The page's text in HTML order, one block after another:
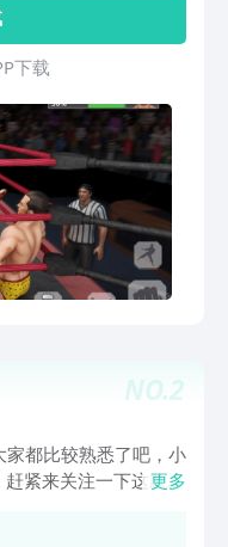
，很难淘汰赛。
并使用所有的人力，
一个战斗的俱乐部，
跤手的技能。显示你
踢腿和制定战略的对
术，赢得。游戏提供
英雄是谁打败了其他
己在这个最终的冲突
何其他格斗游戏你都
使用多个战斗风格喜欢
，踢拳，拳，跆拳
通过收集每日奖励，
手打你的方式获得，
通过选择播放器的选
性化自己的摔跤1V1
的水平可以通过赢取
要错过这个极端动感
下载
NO.2
家都比较熟悉了吧，小
紧来关注一下这款让
更多